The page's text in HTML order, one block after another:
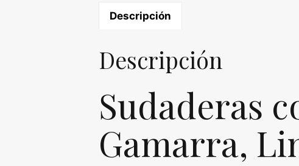
Descripción
Descripción
Sudaderas
Gamarra,